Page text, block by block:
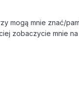
mogą mnie znać/
zobaczycie mnie